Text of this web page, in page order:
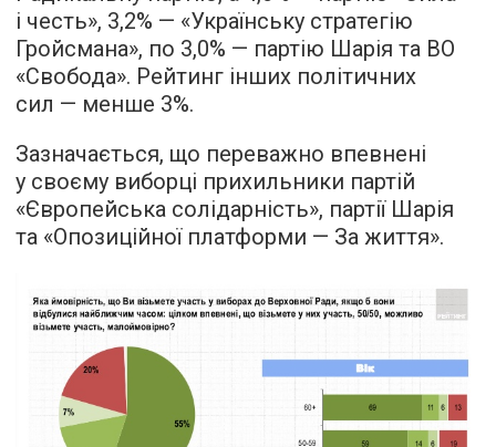
і честь», 3,2% — «Українську стратегію
Гройсмана», по 3,0% — партію Шарія та ВО
«Свобода». Рейтинг інших політичних
сил — менше 3%.
Зазначається, що переважно впевнені
у своєму виборці прихильники партій
«Європейська солідарність», партії Шарія
та «Опозиційної платформи — За життя».